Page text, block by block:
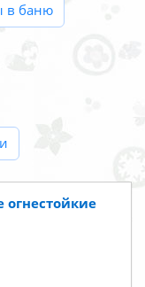
в баню